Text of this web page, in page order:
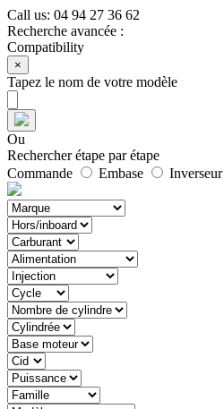
Call us: 04 94 27 36 62
Recherche avancée :
Compatibility
×
Tapez le nom de votre modèle
Ou
Rechercher étape par étape
Commande
Embase Inverseur